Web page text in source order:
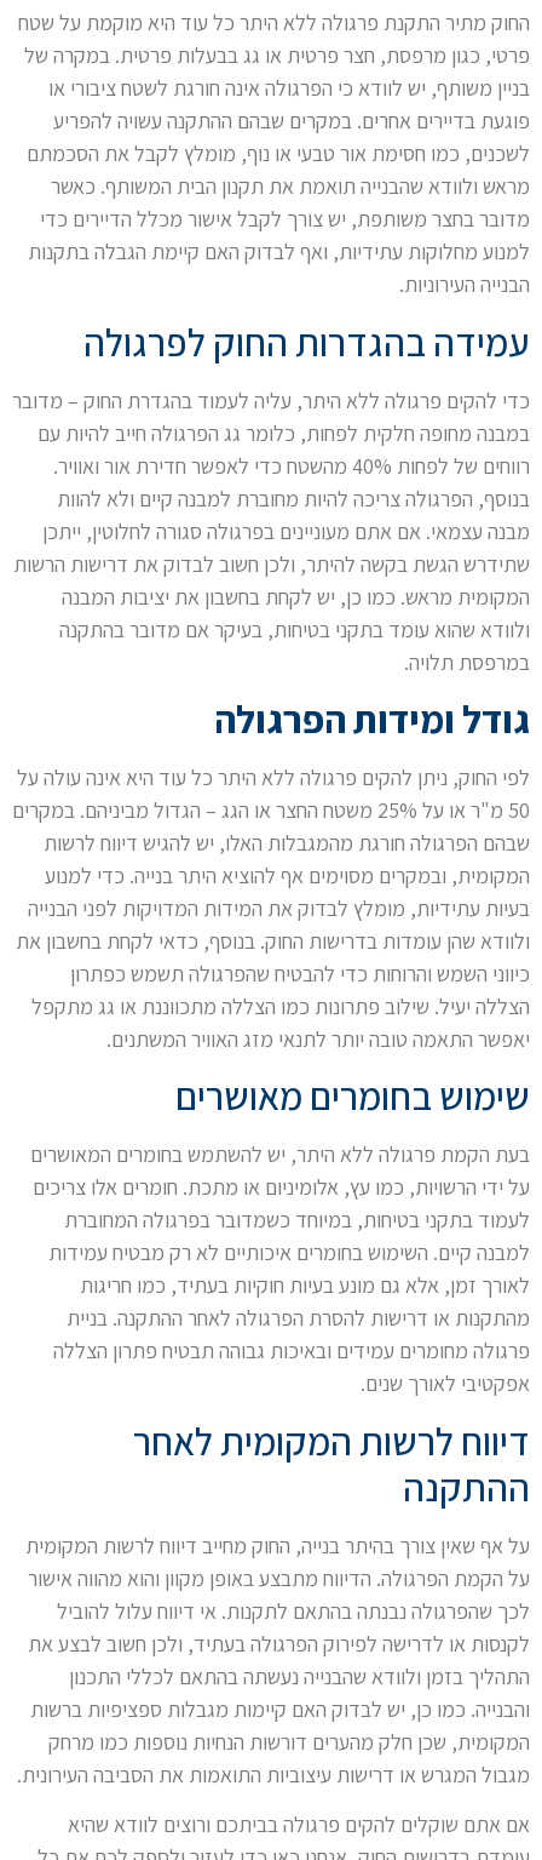
החוק מתיר התקנת פרגולה ללא היתר כל עוד היא מוקמת על שטח
פרטי, כגון מרפסת, חצר פרטית או גג בבעלות פרטית. במקרה של
בניין משותף, יש לוודא כי הפרגולה אינה חורגת לשטח ציבורי או
פוגעת בדיירים אחרים. במקרים שבהם ההתקנה עשויה להפריע
לשכנים, כמו חסימת אור טבעי או נוף, מומלץ לקבל את הסכמתם
מראש ולוודא שהבנייה תואמת את תקנון הבית המשותף. כאשר
מדובר בחצר משותפת, יש צורך לקבל אישור מכלל הדיירים כדי
למנוע מחלוקות עתידיות, ואף לבדוק האם קיימת הגבלה בתקנות
הבנייה העירוניות.
עמידה בהגדרות החוק לפרגולה
כדי להקים פרגולה ללא היתר, עליה לעמוד בהגדרת החוק – מדובר
במבנה מחופה חלקית לפחות, כלומר גג הפרגולה חייב להיות עם
רווחים של לפחות 40% מהשטח כדי לאפשר חדירת אור ואוויר.
בנוסף, הפרגולה צריכה להיות מחוברת למבנה קיים ולא להוות
מבנה עצמאי. אם אתם מעוניינים בפרגולה סגורה לחלוטין, ייתכן
שתידרש הגשת בקשה להיתר, ולכן חשוב לבדוק את דרישות הרשות
המקומית מראש. כמו כן, יש לקחת בחשבון את יציבות המבנה
ולוודא שהוא עומד בתקני בטיחות, בעיקר אם מדובר בהתקנה
במרפסת תלויה.
גודל ומידות הפרגולה
לפי החוק, ניתן להקים פרגולה ללא היתר כל עוד היא אינה עולה על
50 מ"ר או על 25% משטח החצר או הגג – הגדול מביניהם. במקרים
שבהם הפרגולה חורגת מהמגבלות האלו, יש להגיש דיווח לרשות
המקומית, ובמקרים מסוימים אף להוציא היתר בנייה. כדי למנוע
בעיות עתידיות, מומלץ לבדוק את המידות המדויקות לפני הבנייה
ולוודא שהן עומדות בדרישות החוק. בנוסף, כדאי לקחת בחשבון את
כיווני השמש והרוחות כדי להבטיח שהפרגולה תשמש כפתרון
הצללה יעיל. שילוב פתרונות כמו הצללה מתכווננת או גג מתקפל
יאפשר התאמה טובה יותר לתנאי מזג האוויר המשתנים.
שימוש בחומרים מאושרים
בעת הקמת פרגולה ללא היתר, יש להשתמש בחומרים המאושרים
על ידי הרשויות, כמו עץ, אלומיניום או מתכת. חומרים אלו צריכים
לעמוד בתקני בטיחות, במיוחד כשמדובר בפרגולה המחוברת
למבנה קיים. השימוש בחומרים איכותיים לא רק מבטיח עמידות
לאורך זמן, אלא גם מונע בעיות חוקיות בעתיד, כמו חריגות
מהתקנות או דרישות להסרת הפרגולה לאחר ההתקנה. בניית
פרגולה מחומרים עמידים ובאיכות גבוהה תבטיח פתרון הצללה
אפקטיבי לאורך שנים.
דיווח לרשות המקומית לאחר
ההתקנה
על אף שאין צורך בהיתר בנייה, החוק מחייב דיווח לרשות המקומית
על הקמת הפרגולה. הדיווח מתבצע באופן מקוון והוא מהווה אישור
לכך שהפרגולה נבנתה בהתאם לתקנות. אי דיווח עלול להוביל
לקנסות או לדרישה לפירוק הפרגולה בעתיד, ולכן חשוב לבצע את
התהליך בזמן ולוודא שהבנייה נעשתה בהתאם לכללי התכנון
והבנייה. כמו כן, יש לבדוק האם קיימות מגבלות ספציפיות ברשות
המקומית, שכן חלק מהערים דורשות הנחיות נוספות כמו מרחק
מגבול המגרש או דרישות עיצוביות התואמות את הסביבה העירונית.
אם אתם שוקלים להקים פרגולה בביתכם ורוצים לוודא שהיא